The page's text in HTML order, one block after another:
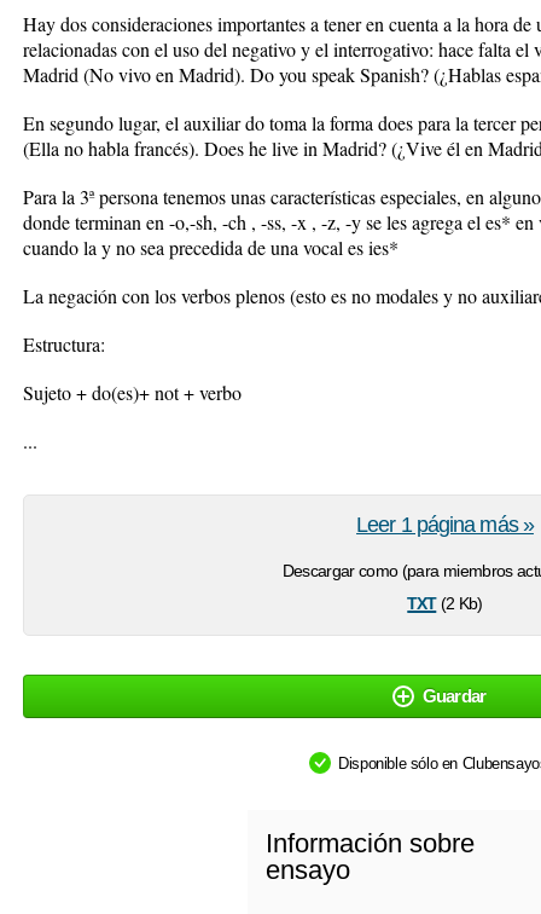
Hay dos consideraciones importantes a tener en cuenta a la hora
relacionadas con el uso del negativo y el interrogativo: hace falta
Madrid (No vivo en Madrid). Do you speak Spanish? (¿Hablas
En segundo lugar, el auxiliar do toma la forma does para la tercer
(Ella no habla francés). Does he live in Madrid? (¿Vive él en
Para la 3ª persona tenemos unas características especiales, en
donde terminan en -o,-sh, -ch , -ss, -x , -z, -y se les agrega el es*
cuando la y no sea precedida de una vocal es ies*
La negación con los verbos plenos (esto es no modales y no
Estructura:
Sujeto + do(es)+ not + verbo
...
Descargar como (para miembros
txt(2 Kb)
Leer 1 página más »
Guardar
Disponible sólo en
Información sobre
ensayo